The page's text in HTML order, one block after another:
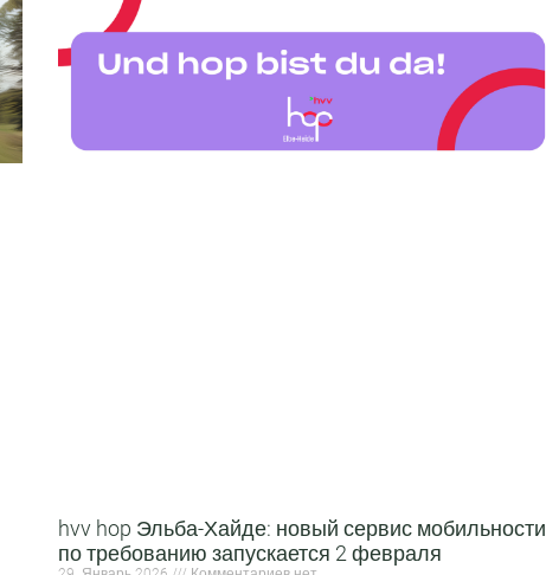
hvv hop Эльба-Хайде: новый сервис мобильности
по требованию запускается 2 февраля